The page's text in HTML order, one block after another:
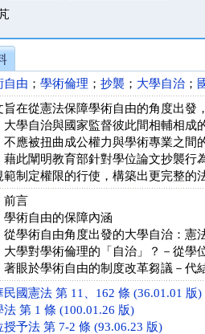
自由 ； 學術倫理 ； 抄襲 ； 大學自治 ；
旨在從憲法保障學術自由的角度出發
大學自治與國家監督彼此間相輔相成
不應被扭曲成公權力與學術專業之間
藉此闡明教育部針對學位論文抄襲
範制定權限的行使，構築出更完整的
前言
學術自由的保障內涵
從學術自由角度出發的大學自治：憲
大學對學術倫理的「自治」？－從學
著眼於學術自由的制度改革芻議－代
民國憲法 第 11、162 條 (36.01.01 版)
法 第 1 條 (100.01.26 版)
授予法 第 7-2 條 (93.06.23 版)